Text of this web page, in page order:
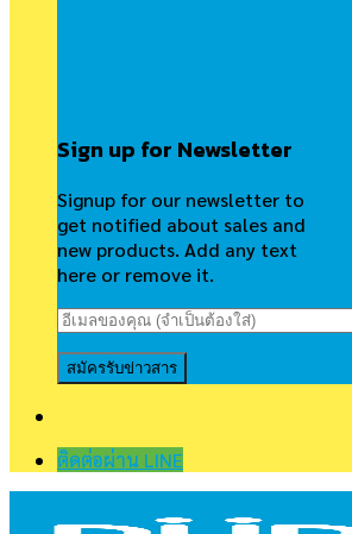
Sign up for Newsletter
Signup for our newsletter to
get notified about sales and
new products. Add any text
here or remove it.
ติดต่อผ่าน LINE